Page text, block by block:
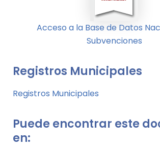
Acceso a la Base de Datos
Subvenciones
Registros Municipales
Registros Municipales
Puede encontrar este
en: